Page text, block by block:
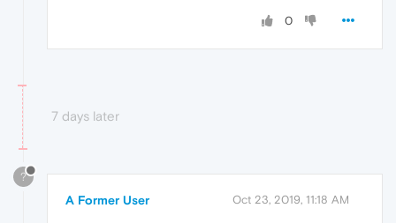
0
7 days later
?
A Former User Oct 23, 2019, 11:18 AM